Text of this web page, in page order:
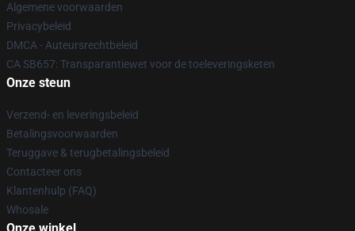
Algemene voorwaarden
Privacybeleid
DMCA - Auteursrechtbeleid
CA SB657: Transparantiewet voor de toeleveringsketen
Onze steun
Verzend- en leveringsbeleid
Betalingsvoorwaarden
Teruggave & terugbetalingsbeleid
Contacteer ons
Klantenhulp (FAQ)
Whosale